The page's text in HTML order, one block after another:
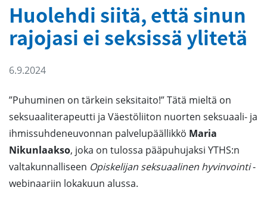
Huolehdi siitä, että sinun
rajojasi ei seksissä ylitetä
6.9.2024
”Puhuminen on tärkein seksitaito!” Tätä mieltä on
seksuaaliterapeutti ja Väestöliiton nuorten seksuaali- ja
ihmissuhdeneuvonnan palvelupäällikkö Maria
Nikunlaakso, joka on tulossa pääpuhujaksi YTHS:n
valtakunnalliseen Opiskelijan seksuaalinen hyvinvointi-
webinaariin lokakuun alussa.